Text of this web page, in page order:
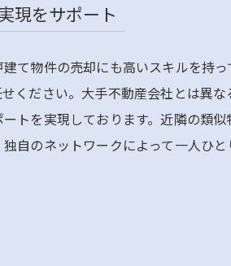
現をサポート
て物件の売却にも高いスキルを持
ください。大手不動産会社とは異
トを実現しております。近隣の類
自のネットワークによって一人ひ